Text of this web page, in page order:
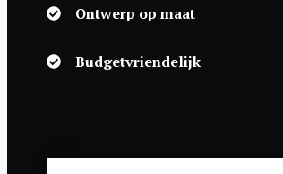
Ontwerp op maat
Budgetvriendelijk